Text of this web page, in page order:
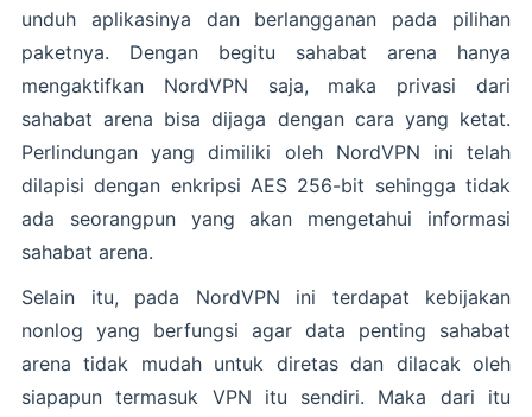
unduh aplikasinya dan berlangganan pada pilihan
paketnya. Dengan begitu sahabat arena hanya
mengaktifkan NordVPN saja, maka privasi dari
sahabat arena bisa dijaga dengan cara yang ketat.
Perlindungan yang dimiliki oleh NordVPN ini telah
dilapisi dengan enkripsi AES 256-bit sehingga tidak
ada seorangpun yang akan mengetahui informasi
sahabat arena.
Selain itu, pada NordVPN ini terdapat kebijakan
nonlog yang berfungsi agar data penting sahabat
arena tidak mudah untuk diretas dan dilacak oleh
siapapun termasuk VPN itu sendiri. Maka dari itu